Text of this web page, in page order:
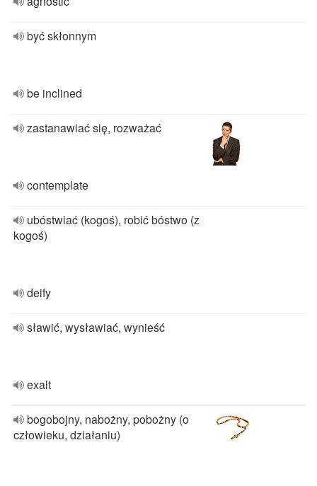
być skłonnym
be inclined
zastanawiać się, rozważać
contemplate
ubóstwiać (kogoś), robić bóstwo (z
kogoś)
deify
sławić, wysławiać, wynieść
exalt
bogobojny, nabożny, pobożny (o
człowieku, działaniu)